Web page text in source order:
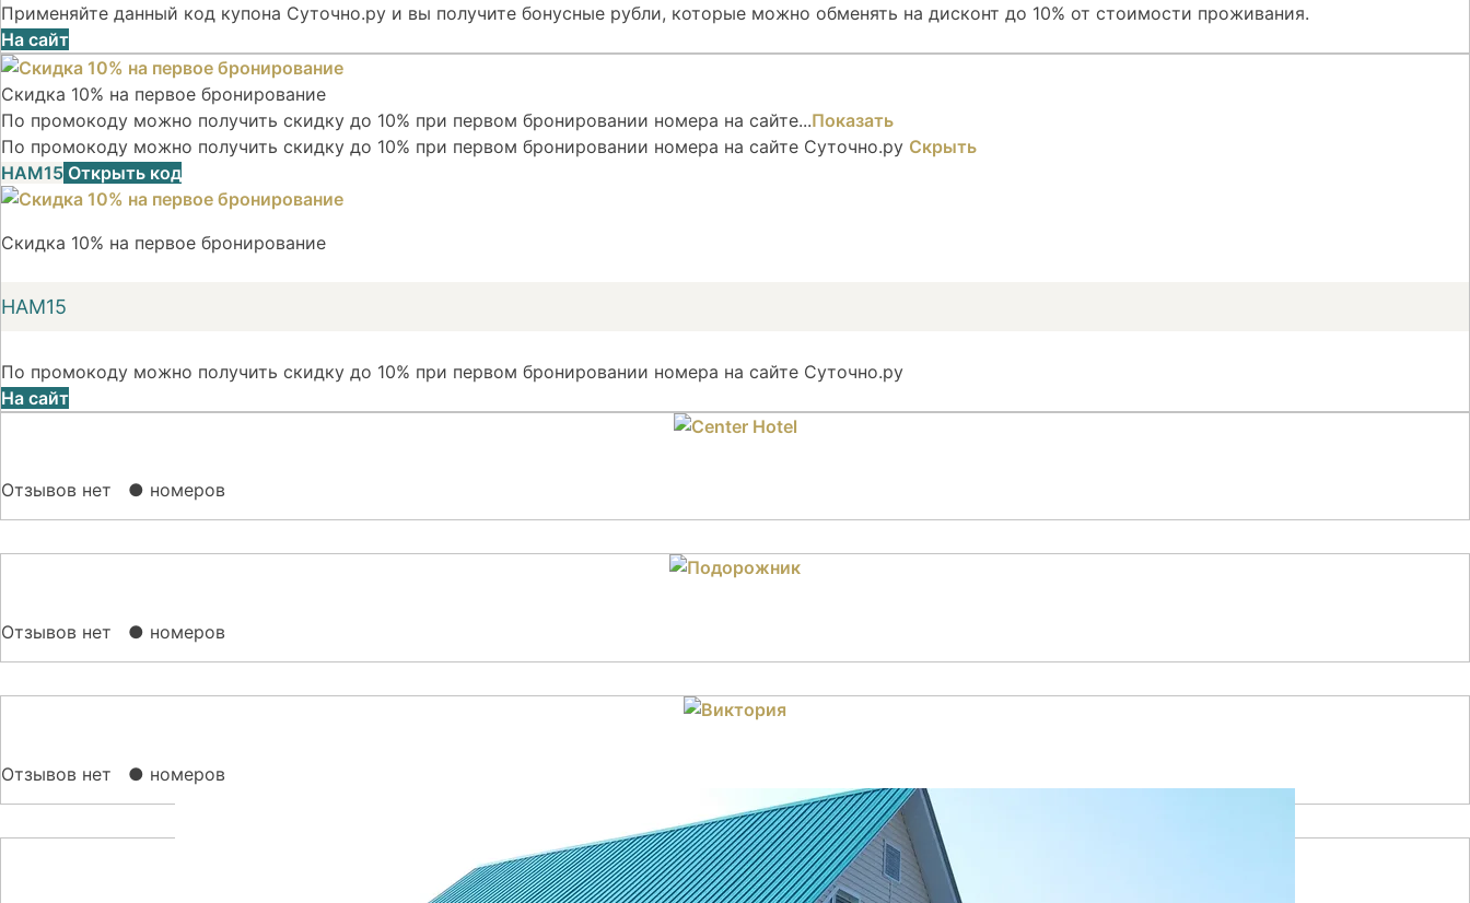
Применяйте данный код купона Суточно.ру и вы получите бонусные рубли, которые можно обменять на дисконт до 10% от стоимости проживания.
На сайт
Скидка 10% на первое бронирование
По промокоду можно получить скидку до 10% при первом бронировании номера на сайте...Показать
По промокоду можно получить скидку до 10% при первом бронировании номера на сайте Суточно.ру Скрыть
НАМ15 Открыть код
Скидка 10% на первое бронирование
НАМ15
По промокоду можно получить скидку до 10% при первом бронировании номера на сайте Суточно.ру
На сайт
Отзывов нет ● номеров
Отзывов нет ● номеров
Отзывов нет ● номеров